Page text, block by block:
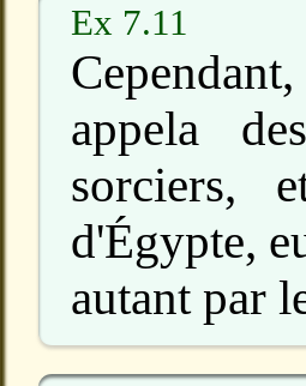
Ex 7.11
appela
sorciers,
d'Égypte,
autant par